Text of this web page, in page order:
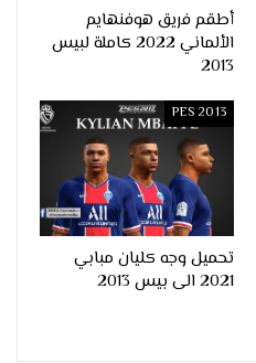
أطقم فريق هوفنهايم
الألماني 2022 كاملة لبيس
2013
PES 2013
تحميل وجه كليان مبابي
2021 الى بيس 2013